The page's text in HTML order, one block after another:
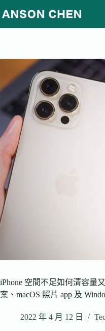
至
主
iPhone 空間不足如何清容量
案、macOS 照片 app 及
2022 年 4 月 12 日